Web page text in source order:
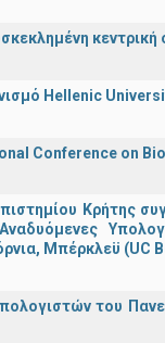
κεντρική
Hellenic
Conference on
Κρήτης
Μπέρκλεϋ (UC
του